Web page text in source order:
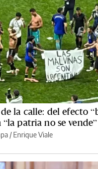
la calle: del efecto
“la patria no se vende”
/Enrique Viale